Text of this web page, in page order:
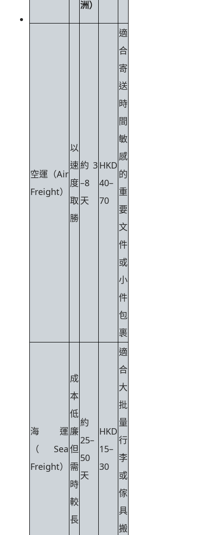
洲）
空運（Air
Freight）
以
速
度
取
勝
約 3
–8
天
HKD
40–
70
適
合
寄
送
時
間
敏
感
的
重
要
文
件
或
小
件
包
裹
海運
（Sea
Freight）
成
本
低
廉
但
需
時
較
長
約
25–
50
天
HKD
15–
30
適
合
大
批
量
行
李
或
傢
具
搬